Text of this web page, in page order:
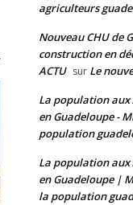
agriculteurs
Nouveau CHU de
construction en
ACTU sur Le
La population
en Guadeloupe -
population
La population
en Guadeloupe |
la population